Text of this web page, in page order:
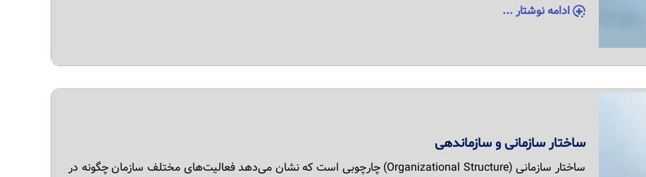
ادامه نوشتار ...
ساختار سازمانی و سازماندهی
ساختار سازمانی (Organizational Structure) چارچوبی است که نشان می‌دهد فعالیت‌های مختلف سازمان چگونه در